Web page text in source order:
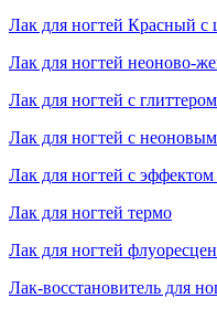
Лак для ногтей Красный
Лак для ногтей неоново-
Лак для ногтей с глиттером
Лак для ногтей с
Лак для ногтей с
Лак для ногтей термо
Лак для ногтей
Лак-восстановитель для